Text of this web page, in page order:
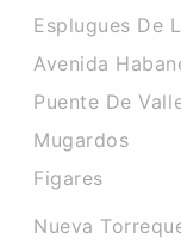
Esplugues De
Avenida
Puente De
Mugardos
Figares
Nueva